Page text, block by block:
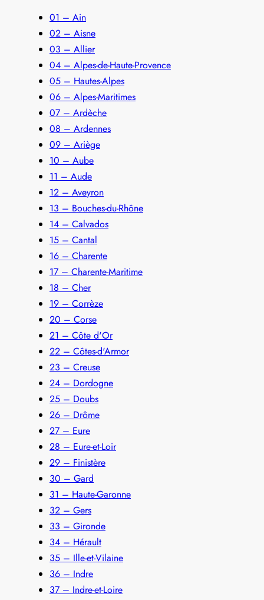
01 – Ain
02 – Aisne
03 – Allier
04 – Alpes-de-Haute-Provence
05 – Hautes-Alpes
06 – Alpes-Maritimes
07 – Ardèche
08 – Ardennes
09 – Ariège
10 – Aube
11 – Aude
12 – Aveyron
13 – Bouches-du-Rhône
14 – Calvados
15 – Cantal
16 – Charente
17 – Charente-Maritime
18 – Cher
19 – Corrèze
20 – Corse
21 – Côte d'Or
22 – Côtes-d'Armor
23 – Creuse
24 – Dordogne
25 – Doubs
26 – Drôme
27 – Eure
28 – Eure-et-Loir
29 – Finistère
30 – Gard
31 – Haute-Garonne
32 – Gers
33 – Gironde
34 – Hérault
35 – Ille-et-Vilaine
36 – Indre
37 – Indre-et-Loire